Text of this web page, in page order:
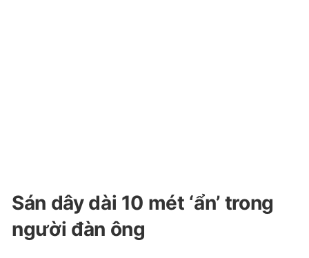
Sán dây dài 10 mét ‘ẩn’ trong
người đàn ông